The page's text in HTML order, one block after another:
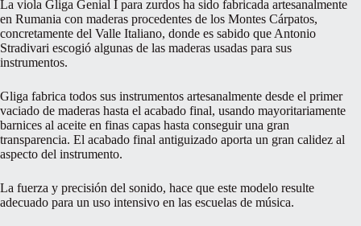
La viola Gliga Genial I para zurdos ha sido fabricada artesanalmente
en Rumania con maderas procedentes de los Montes Cárpatos,
concretamente del Valle Italiano, donde es sabido que Antonio
Stradivari escogió algunas de las maderas usadas para sus
instrumentos.
Gliga fabrica todos sus instrumentos artesanalmente desde el primer
vaciado de maderas hasta el acabado final, usando mayoritariamente
barnices al aceite en finas capas hasta conseguir una gran
transparencia. El acabado final antiguizado aporta un gran calidez al
aspecto del instrumento.
La fuerza y precisión del sonido, hace que este modelo resulte
adecuado para un uso intensivo en las escuelas de música.